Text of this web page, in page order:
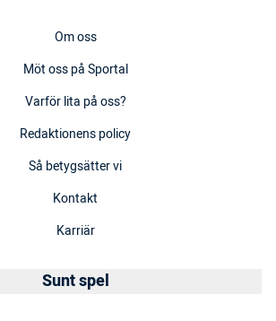
Om oss
Möt oss på Sportal
Varför lita på oss?
Redaktionens policy
Så betygsätter vi
Kontakt
Karriär
Sunt spel